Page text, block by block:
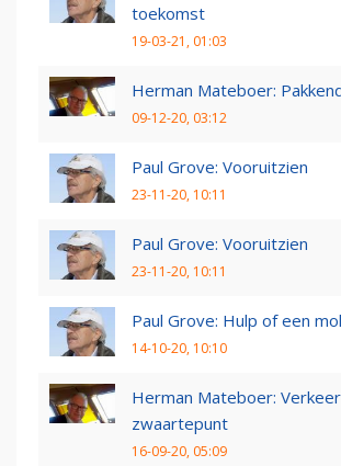
toekomst
19-03-21, 01:03
Herman Mateboer:
09-12-20, 03:12
Paul Grove: Vooruitzien
23-11-20, 10:11
Paul Grove: Vooruitzien
23-11-20, 10:11
Paul Grove: Hulp of een
14-10-20, 10:10
Herman Mateboer:
zwaartepunt
16-09-20, 05:09